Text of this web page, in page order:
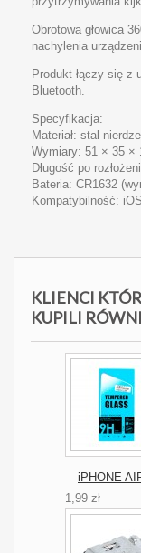
Obrotowa głowica
nachylenia
Produkt łączy się z
Bluetooth.
Specyfikacja:
Materiał: stal
Wymiary: 51 × 35 ×
Długość po
Bateria: CR1632
Kompatybilność:
KLIENCI
KUPILI
iPHONE
1,99 zł